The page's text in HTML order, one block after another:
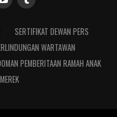
SERTIFIKAT DEWAN PERS
WARTAWAN
PEMBERITAAN RAMAH ANAK